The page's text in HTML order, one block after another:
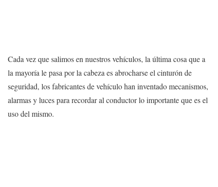
Cada vez que salimos en nuestros vehículos, la última cosa que a
la mayoría le pasa por la cabeza es abrocharse el cinturón de
seguridad, los fabricantes de vehículo han inventado mecanismos,
alarmas y luces para recordar al conductor lo importante que es el
uso del mismo.